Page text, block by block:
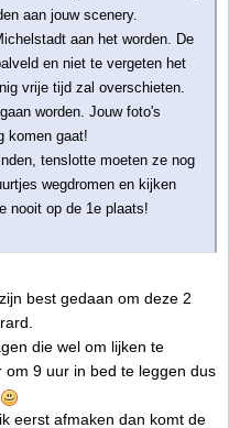
aan jouw scenery.
aan het worden. De
en niet te vergeten het
vrije tijd zal overschieten.
worden. Jouw foto's
komen gaat!
tenslotte moeten ze nog
wegdromen en kijken
nooit op de 1e plaats!
best gedaan om deze 2
die wel om lijken te
9 uur in bed te leggen dus
eerst afmaken dan komt de